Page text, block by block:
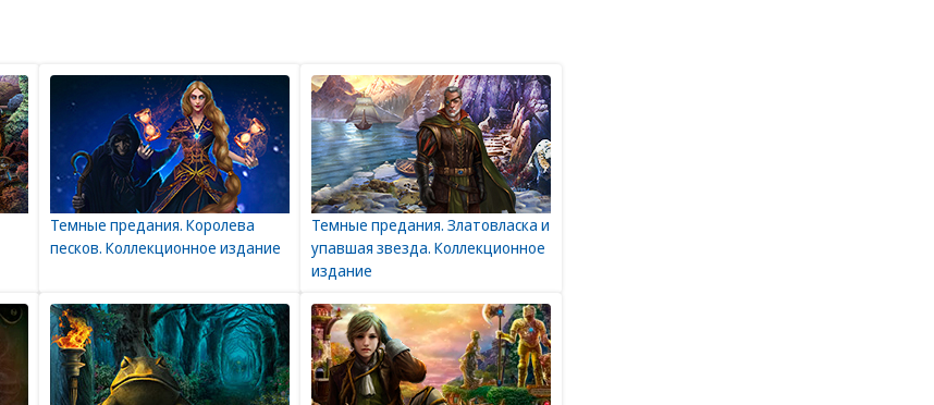
Темные предания. Королева
песков. Коллекционное издание
Темные предания. Златовласка и
упавшая звезда. Коллекционное
издание